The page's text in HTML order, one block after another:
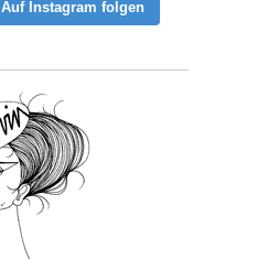
Auf Instagram folgen